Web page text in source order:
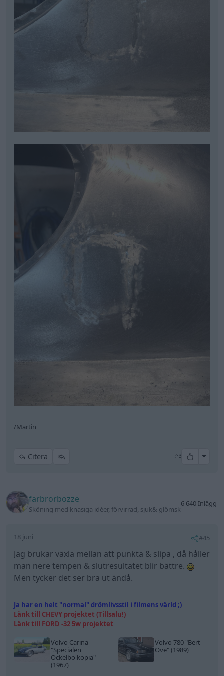
/Martin
Citera 3 All
farbrorbozze
Sköning med knasiga idéer, förvirrad, sjuk& glömsk
6 640 Inlägg
18 juni #45
Jag brukar växla mellan att punkta & slipa , då håller
man nere tempen & slutresultatet blir bättre.
Men tycker det ser bra ut ändå.
Ja har en helt "normal" drömlivsstil i filmens värld ;)
Länk till CHEVY projektet (Tillsalu!)
Länk till FORD -32 5w projektet
Volvo Carina
"Specialen
Ockelbo kopia"
(1967)
Volvo 780 "Bert-
Ove"(1989)